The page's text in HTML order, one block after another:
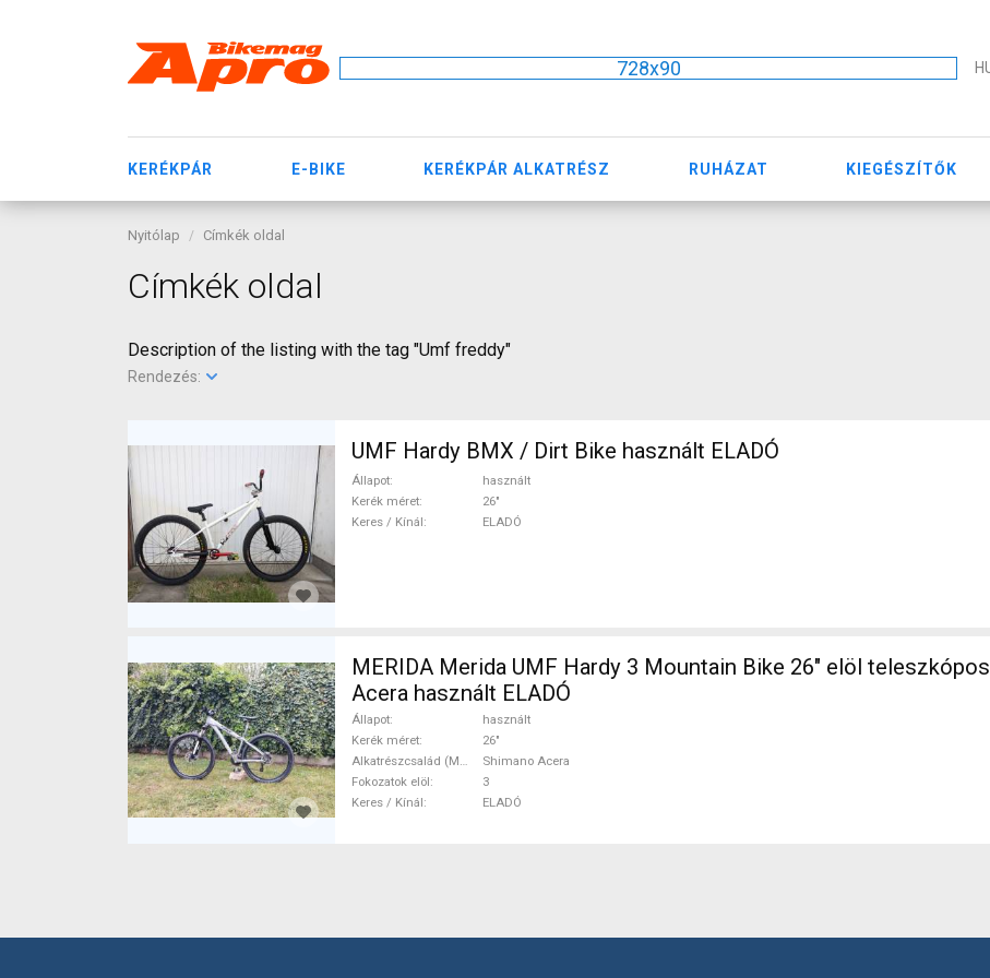
728x90
KERÉKPÁR E-BIKE KERÉKPÁR ALKATRÉSZ RUHÁZAT KIEGÉSZÍTŐK
Nyitólap Címkék oldal
Címkék oldal
Description of the listing with the tag "Umf freddy"
Rendezés:
UMF Hardy BMX / Dirt Bike használt ELADÓ
Állapot
használt
Kerék méret
26"
Keres / Kínál
ELADÓ
MERIDA Merida UMF Hardy 3 Mountain Bike 26" elöl
Acera használt ELADÓ
Állapot
használt
Kerék méret
26"
Alkatrészcsalád (MTB)
Shimano Acera
Fokozatok elöl
3
Keres / Kínál
ELADÓ